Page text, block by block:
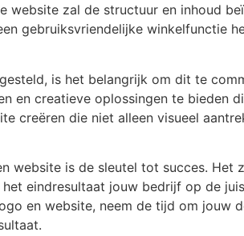
website zal de structuur en inhoud
gebruiksvriendelijke winkelfunctie
is het belangrijk om dit te
en creatieve oplossingen te bieden
creëren die niet alleen visueel
website is de sleutel tot succes. Het
eindresultaat jouw bedrijf op de
en website, neem de tijd om jouw